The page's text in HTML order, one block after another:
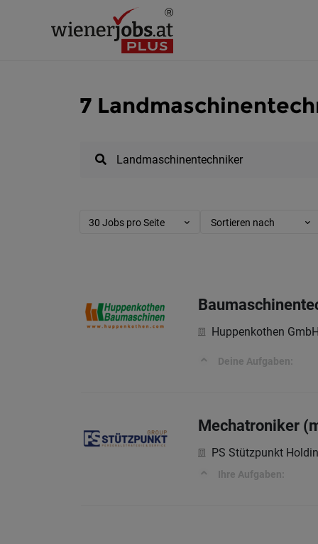
7
30 Jobs pro Seite Sortieren nach
Huppenkothen
Deine Aufgaben:
Mechatroniker
PS Stützpunkt
Ihre Aufgaben: